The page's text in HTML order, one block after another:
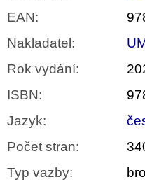
EAN:
Nakladatel :
Rok vydání:
ISBN:
Jazyk:
Počet stran:
Typ vazby: